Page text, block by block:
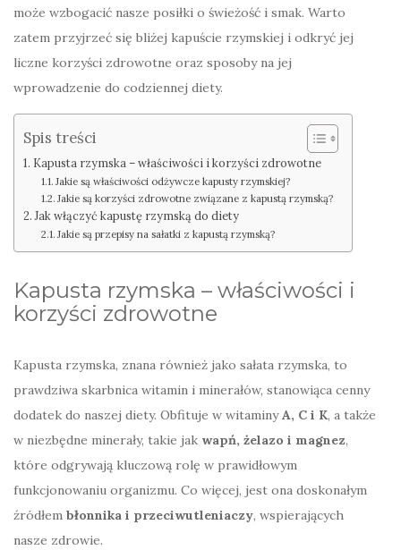
może wzbogacić nasze posiłki o świeżość i smak. Warto
zatem przyjrzeć się bliżej kapuście rzymskiej i odkryć jej
liczne korzyści zdrowotne oraz sposoby na jej
wprowadzenie do codziennej diety.
Spis treści
Kapusta rzymska – właściwości i korzyści zdrowotne
Jakie są właściwości odżywcze kapusty rzymskiej?
Jakie są korzyści zdrowotne związane z kapustą rzymską?
Jak włączyć kapustę rzymską do diety
Jakie są przepisy na sałatki z kapustą rzymską?
Kapusta rzymska – właściwości i
korzyści zdrowotne
Kapusta rzymska, znana również jako sałata rzymska, to
prawdziwa skarbnica witamin i minerałów, stanowiąca cenny
dodatek do naszej diety. Obfituje w witaminyA, C i K, a także
w niezbędne minerały, takie jak wapń, żelazo i magnez,
które odgrywają kluczową rolę w prawidłowym
funkcjonowaniu organizmu. Co więcej, jest ona doskonałym
źródłem błonnika i przeciwutleniaczy, wspierających
nasze zdrowie.